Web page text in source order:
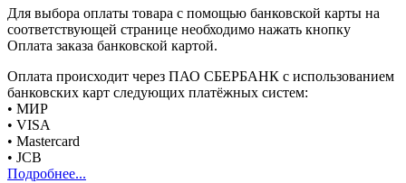
Для выбора оплаты товара с помощью банковской карты на
соответствующей странице необходимо нажать кнопку
Оплата заказа банковской картой.
Оплата происходит через ПАО СБЕРБАНК с использованием
банковских карт следующих платёжных систем:
• МИР
• VISA
• Mastercard
• JCB
Подробнее...